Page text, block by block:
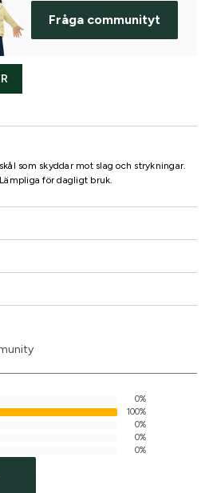
Fråga communityt
som skyddar mot slag och strykningar.
för dagligt bruk.
0%
100%
0%
0%
0%